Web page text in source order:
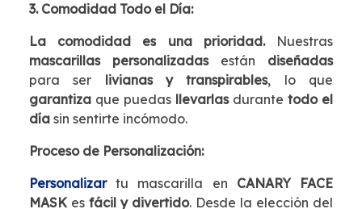
3. Comodidad Todo el Día:
La comodidad es una prioridad.Nuestras
mascarillas personalizadasestán diseñadas
para ser livianas y transpirables, lo que
garantiza que puedas llevarlas durante todo el
día sin sentirte incómodo.
Proceso de Personalización:
Personalizartu mascarilla en CANARY FACE
MASKes fácil y divertido. Desde la elección del